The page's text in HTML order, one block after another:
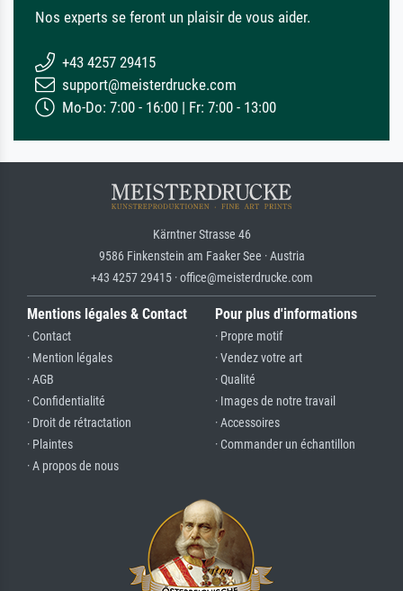
Nos experts se feront un plaisir de vous aider.
+43 4257 29415
support@meisterdrucke.com
Mo-Do: 7:00 - 16:00 | Fr: 7:00 - 13:00
Kärntner Strasse 46
9586 Finkenstein am Faaker See · Austria
+43 4257 29415 · office@meisterdrucke.com
Mentions légales & Contact
· Contact
· Mention légales
· AGB
· Confidentialité
· Droit de rétractation
· Plaintes
· A propos de nous
Pour plus d'informations
· Propre motif
· Vendez votre art
· Qualité
· Images de notre travail
· Accessoires
· Commander un échantillon